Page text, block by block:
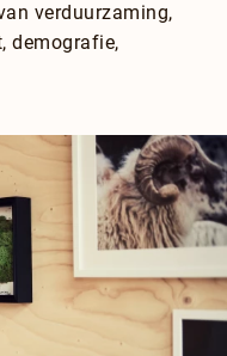
verduurzaming,
demografie,